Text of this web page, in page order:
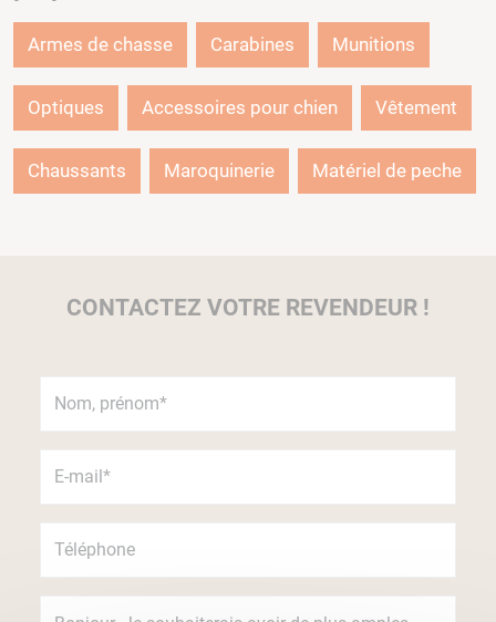
Armes de chasse Carabines Munitions
Optiques Accessoires pour chien Vêtement
Chaussants Maroquinerie Matériel de peche
CONTACTEZ VOTRE REVENDEUR !